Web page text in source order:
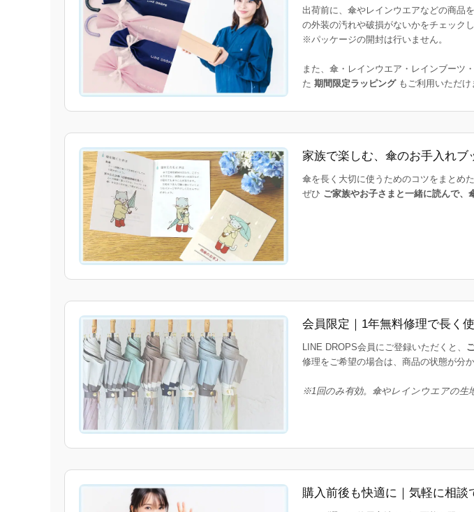
出荷前に、傘やレインウエアなどの商品を
の外装の汚れや破損がないかをチェック
※パッケージの開封は行いません。
また、傘・レインウエア・レインブーツ
た 期間限定ラッピングもご利用いただけ
家族で楽しむ、傘のお手入れブ
傘を長く大切に使うためのコツをまとめ
ぜひ ご家族やお子さまと一緒に読んで、
会員限定｜1年無料修理で長く
LINE DROPS会員にご登録いただくと、
修理をご希望の場合は、商品の状態が分
※1回のみ有効。傘やレインウエアの生
購入前後も快適に｜気軽に相談